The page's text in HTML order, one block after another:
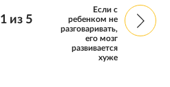
1из 5
Если с
ребенком не
разговаривать,
его мозг
развивается
хуже